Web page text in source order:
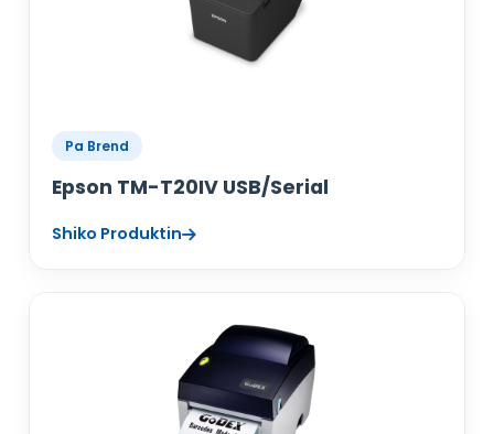
Pa Brend
Epson TM-T20IV USB/Serial
Shiko Produktin